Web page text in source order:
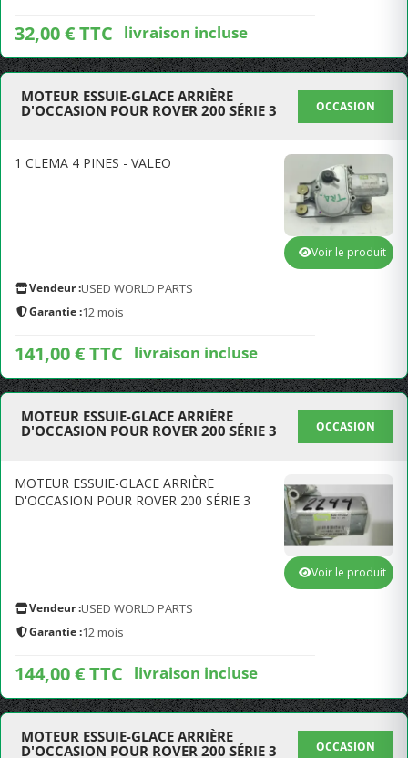
32,00 € TTC livraison incluse
MOTEUR ESSUIE-GLACE ARRIÈRE
D'OCCASION POUR ROVER 200 SÉRIE 3
OCCASION
1 CLEMA 4 PINES - VALEO
Vendeur :USED WORLD PARTS
Garantie :12 mois
141,00 € TTC livraison incluse
Voir le produit
MOTEUR ESSUIE-GLACE ARRIÈRE
D'OCCASION POUR ROVER 200 SÉRIE 3
OCCASION
MOTEUR ESSUIE-GLACE ARRIÈRE
D'OCCASION POUR ROVER 200 SÉRIE 3
Vendeur :USED WORLD PARTS
Garantie :12 mois
144,00 € TTC livraison incluse
Voir le produit
MOTEUR ESSUIE-GLACE ARRIÈRE
D'OCCASION POUR ROVER 200 SÉRIE 3
OCCASION